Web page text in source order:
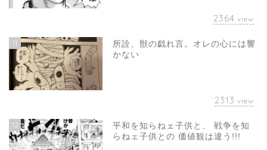
2364 view
11
所詮、獣の戯れ言。オレの心には響
かない
2313 view
12
平和を知らねェ子供と、 戦争を知
らねェ子供との 価値観は違う!!!